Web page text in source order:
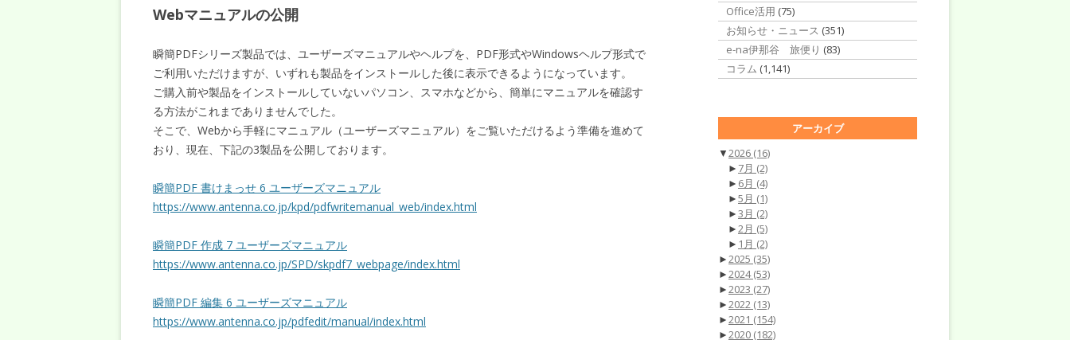
Webマニュアルの公開
瞬簡PDFシリーズ製品では、ユーザーズマニュアルやヘルプを、PDF形式やWindowsヘルプ形式で
ご利用いただけますが、いずれも製品をインストールした後に表示できるようになっています。
ご購入前や製品をインストールしていないパソコン、スマホなどから、簡単にマニュアルを確認す
る方法がこれまでありませんでした。
そこで、Webから手軽にマニュアル（ユーザーズマニュアル）をご覧いただけるよう準備を進めて
おり、現在、下記の3製品を公開しております。
瞬簡PDF 書けまっせ 6 ユーザーズマニュアル
https://www.antenna.co.jp/kpd/pdfwritemanual_web/index.html
瞬簡PDF 作成 7 ユーザーズマニュアル
https://www.antenna.co.jp/SPD/skpdf7_webpage/index.html
瞬簡PDF 編集 6 ユーザーズマニュアル
https://www.antenna.co.jp/pdfedit/manual/index.html
Office活用 (75)
お知らせ・ニュース (351)
e-na伊那谷 旅便り (83)
コラム (1,141)
アーカイブ
▼2026 (16)
► 7月 (2)
► 6月 (4)
►5月 (1)
►3月 (2)
►2月 (5)
► 1月 (2)
►2025 (35)
►2024(53)
►2023 (27)
►2022 (13)
►2021 (154)
►2020 (182)